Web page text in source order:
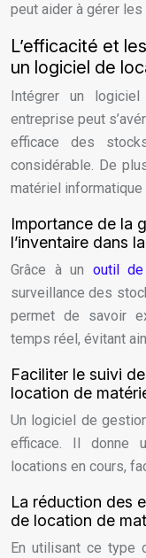
peut aider à gérer
L’efficacité et
un logiciel de
Intégrer un
entreprise peut
efficace des
considérable. De
matériel informatique
Importance de la
l’inventaire dans
Grâce à un outil
surveillance des
permet de savoir
temps réel, évitant
Faciliter le suivi
location de
Un logiciel de
efficace. Il donne
locations en cours,
La réduction des
de location de
En utilisant ce type